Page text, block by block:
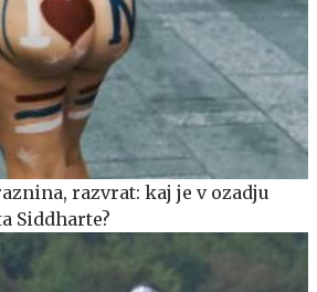
razvrat: kaj je v ozadju
Siddharte?